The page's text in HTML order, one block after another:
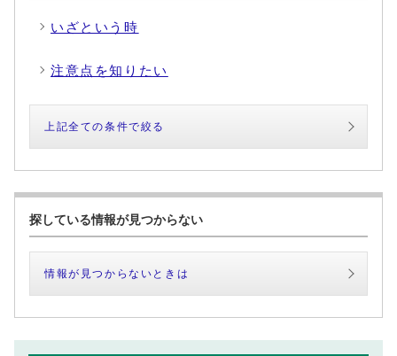
いざという時
注意点を知りたい
上記全ての条件で絞る
探している情報が見つからない
情報が見つからないときは